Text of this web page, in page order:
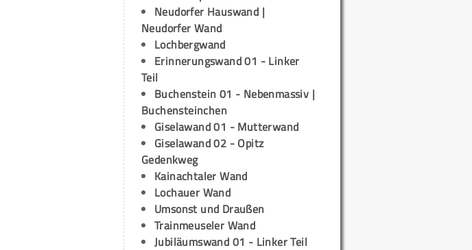
Neudorfer Hauswand |
Neudorfer Wand
Lochbergwand
Erinnerungswand 01 - Linker
Teil
Buchenstein 01 - Nebenmassiv |
Buchensteinchen
Giselawand 01 - Mutterwand
Giselawand 02 - Opitz
Gedenkweg
Kainachtaler Wand
Lochauer Wand
Umsonst und Draußen
Trainmeuseler Wand
Jubiläumswand 01 - Linker Teil